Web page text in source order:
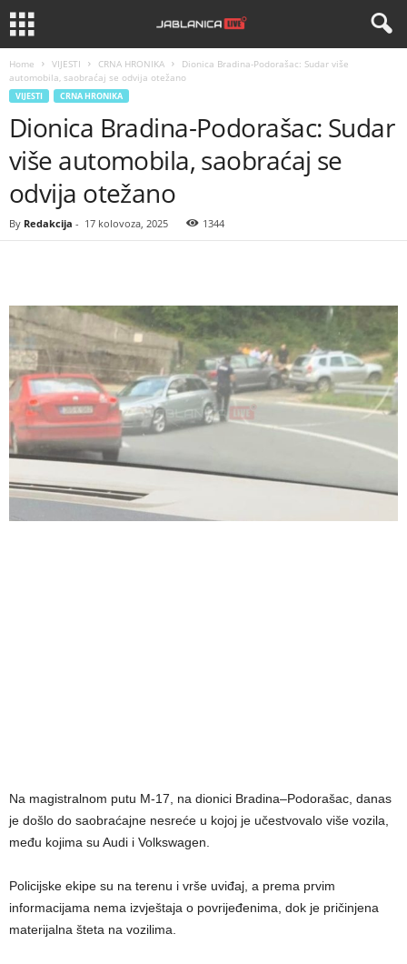
Home VIJESTI CRNA HRONIKA
Dionica Bradina-Podorašac: Sudar više
automobila, saobraćaj se odvija otežano
VIJESTI CRNA HRONIKA
Dionica Bradina-Podorašac: Sudar
više automobila, saobraćaj se
odvija otežano
By Redakcija - 17 kolovoza, 2025 1344
Na magistralnom putu M-17, na dionici Bradina–Podorašac, danas
je došlo do saobraćajne nesreće u kojoj je učestvovalo više vozila,
među kojima su Audi i Volkswagen.
Policijske ekipe su na terenu i vrše uviđaj, a prema prvim
informacijama nema izvještaja o povrijeđenima, dok je pričinjena
materijalna šteta na vozilima.